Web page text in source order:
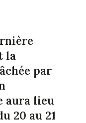
la
par
aura lieu
20 au 21